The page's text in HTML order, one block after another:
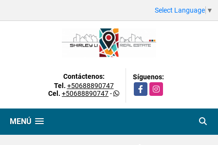
Select Language ▼
Contáctenos:
Tel. +50688890747
Cel. +50688890747-
Síguenos:
FacebookInstagram
MENÚ